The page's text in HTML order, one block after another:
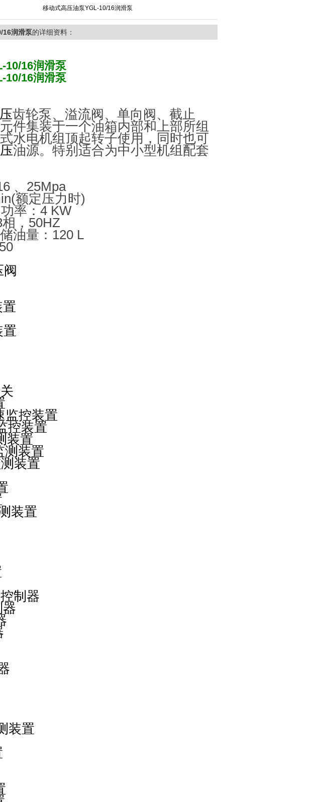
移动式高压油泵YGL-10/16润滑泵
16润滑泵的详细资料：
10/16润滑泵
10/16润滑泵
齿轮泵、溢流阀、单向阀、截止
件集装于一个油箱内部和上部所组
水电机组顶起转子使用，同时也可
油源。特别适合为中小型机组配套
、25Mpa
额定压力时)
率：4 KW
，50HZ
油量：120 L
置
监控装置
控装置
装置
测装置
装置
装置
制器
装置